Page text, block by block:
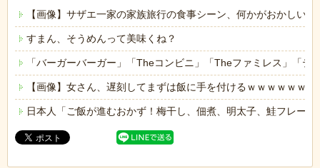
【画像】サザエ一家の家族旅行の食事シーン、何かがおかしいｗ
すまん、そうめんって美味くね？
「バーガーバーガー」「Theコンビニ」「Theファミレス」「テ
【画像】女さん、遅刻してまずは飯に手を付けるｗｗｗｗｗｗ
日本人「ご飯が進むおかず！梅干し、佃煮、明太子、鮭フレー